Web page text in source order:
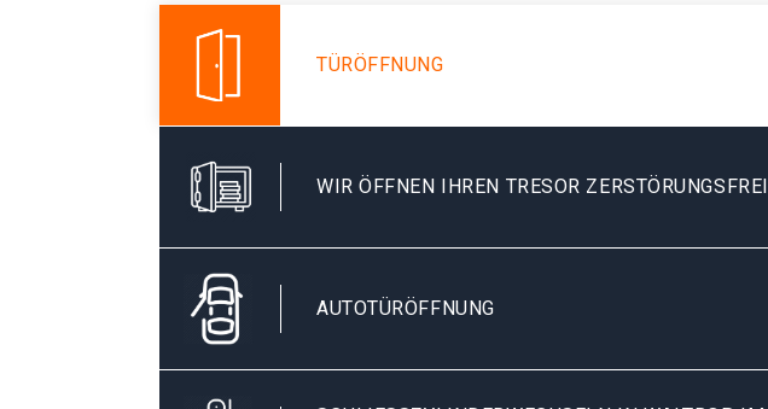
TÜRÖFFNUNG
WIR ÖFFNEN IHREN TRESOR ZERSTÖRUNGSFREI
AUTOTÜRÖFFNUNG